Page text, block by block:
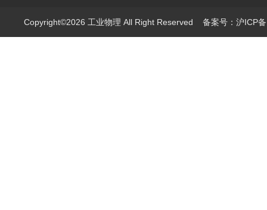
Copyright©2026 工业物理 All Right Reserved 备案号：沪ICP